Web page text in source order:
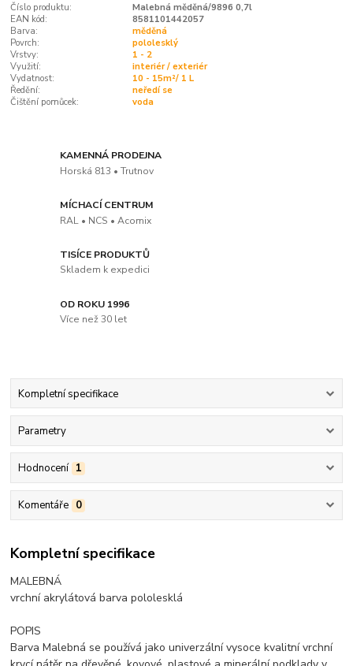
Číslo produktu:
Malebná měděná/9896 0,7l
EAN kód:
8581101442057
Barva:
měděná
Povrch:
pololesklý
Vrstvy:
1 - 2
Využití:
interiér / exteriér
Vydatnost:
10 - 15m²/ 1 L
Ředění:
neředí se
Čištění pomůcek:
voda
KAMENNÁ PRODEJNA
Horská 813 • Trutnov
MÍCHACÍ CENTRUM
RAL • NCS • Acomix
TISÍCE PRODUKTŮ
Skladem k expedici
OD ROKU 1996
Více než 30 let
Kompletní specifikace
Parametry
Hodnocení 1
Komentáře 0
Kompletní specifikace
MALEBNÁ
vrchní akrylátová barva pololesklá
POPIS
Barva Malebná se používá jako univerzální vysoce kvalitní vrchní